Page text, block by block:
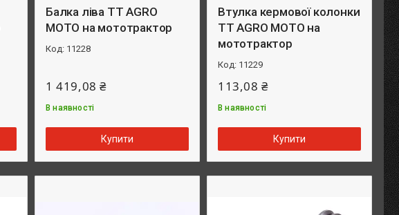
Балка ліва TT AGRO
MOTO на мототрактор
11228
1 419,08 ₴
В наявності
Купити
Втулка кермової колонки
TT AGRO MOTO на
мототрактор
11229
113,08 ₴
В наявності
Купити